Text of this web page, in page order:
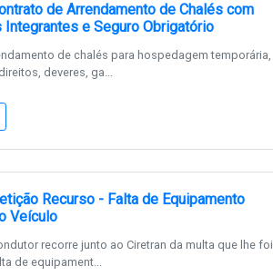
de Arrendamento de Chalés com
Integrantes e Seguro Obrigatório
de chalés para hospedagem temporária,
deveres, ga...
Recurso - Falta de Equipamento
Veículo
recorre junto ao Ciretran da multa que lhe foi
de equipament...